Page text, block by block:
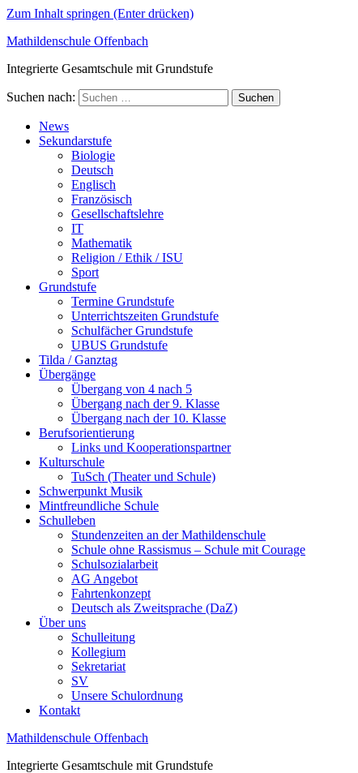
Zum Inhalt springen (Enter drücken)
Mathildenschule Offenbach
Integrierte Gesamtschule mit Grundstufe
Suchen nach:
News
Sekundarstufe
Biologie
Deutsch
Englisch
Französisch
Gesellschaftslehre
IT
Mathematik
Religion / Ethik / ISU
Sport
Grundstufe
Termine Grundstufe
Unterrichtszeiten Grundstufe
Schulfächer Grundstufe
UBUS Grundstufe
Tilda / Ganztag
Übergänge
Übergang von 4 nach 5
Übergang nach der 9. Klasse
Übergang nach der 10. Klasse
Berufsorientierung
Links und Kooperationspartner
Kulturschule
TuSch (Theater und Schule)
Schwerpunkt Musik
Mintfreundliche Schule
Schulleben
Stundenzeiten an der Mathildenschule
Schule ohne Rassismus – Schule mit Courage
Schulsozialarbeit
AG Angebot
Fahrtenkonzept
Deutsch als Zweitsprache (DaZ)
Über uns
Schulleitung
Kollegium
Sekretariat
SV
Unsere Schulordnung
Kontakt
Mathildenschule Offenbach
Integrierte Gesamtschule mit Grundstufe